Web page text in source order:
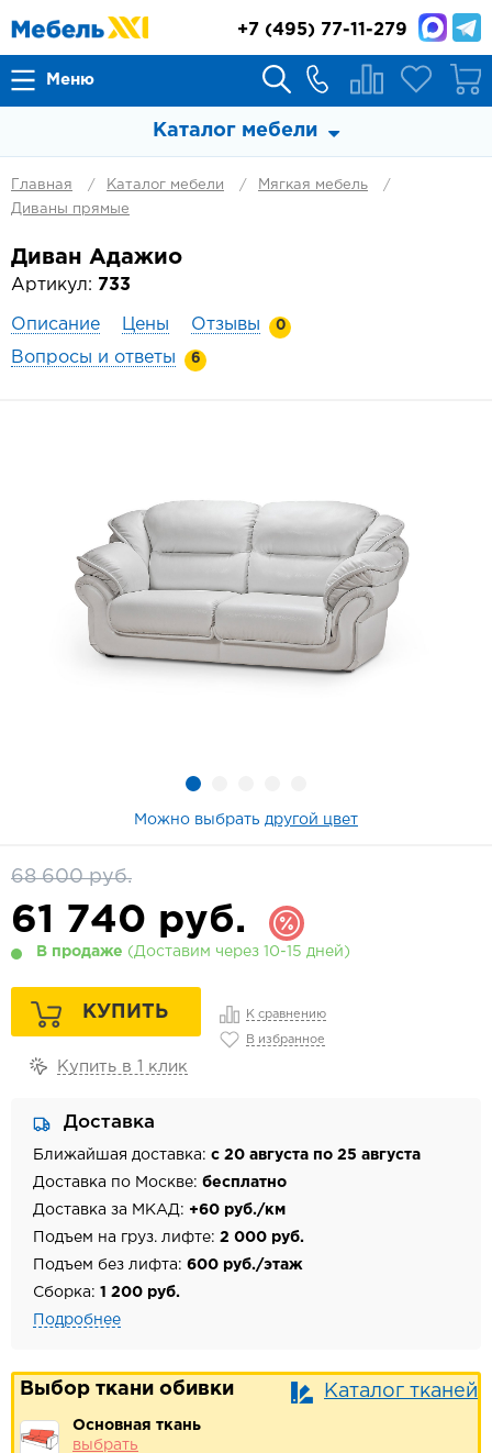
Меню
+7 (495) 77-11-279
Каталог мебели
Главная Каталог мебели
Мягкая мебель
Диваны прямые
Диван Адажио
Артикул: 733
Описание Цены Отзывы 0
Вопросы и ответы 6
Можно выбрать другой цвет
68 600 руб.
61 740 руб.
В продаже (Доставим через 10-15 дней)
КУПИТЬ К сравнению
В избранное
Купить в 1 клик
Доставка
Ближайшая доставка: с 20 августа по 25 августа
Доставка по Москве: бесплатно
Доставка за МКАД: +60 руб./км
Подъем на груз. лифте: 2 000 руб.
Подъем без лифта: 600 руб./этаж
Сборка: 1 200 руб.
Подробнее
Выбор ткани обивки Каталог тканей
Основная ткань
выбрать